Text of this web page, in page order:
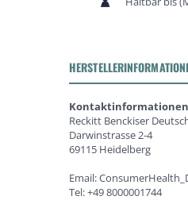
Kontaktinformationen
Reckitt Benckiser
Darwinstrasse 2-4
69115 Heidelberg
Email:
Tel: +49 8000001744